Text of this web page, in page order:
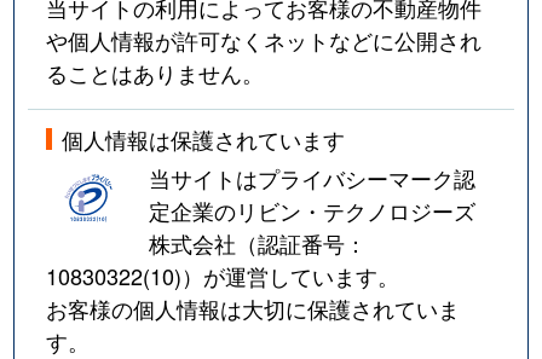
中山
1,600万円
東北福祉大前
西勝山
1,100万円
錦ケ丘
1,100万円
錦ケ丘
2,400万円
愛子
1,800万円
勾当台公園
錦町
1,700万円
勾当台公園
当サイトの利用によってお客様の不動産物件
や個人情報が許可なくネットなどに公開され
ることはありません。
個人情報は保護されています
当サイトはプライバシーマーク認
定企業のリビン・テクノロジーズ
株式会社（認証番号：
10830322(10)）が運営しています。
お客様の個人情報は大切に保護されていま
す。